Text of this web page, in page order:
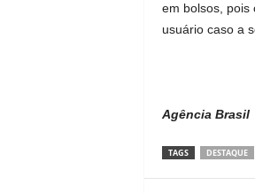
em bolsos, pois
usuário caso a
Agência Brasil
TAGS DESTAQUE